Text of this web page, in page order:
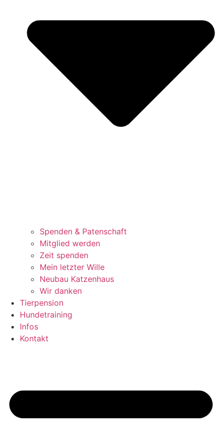
Spenden & Patenschaft
Mitglied werden
Zeit spenden
Mein letzter Wille
Neubau Katzenhaus
Wir danken
Tierpension
Hundetraining
Infos
Kontakt